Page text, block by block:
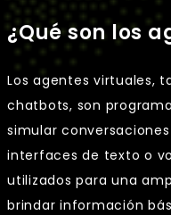
¿Qué son los
Los agentes virtuales,
chatbots, son
simular
interfaces de texto o
utilizados para una
brindar información